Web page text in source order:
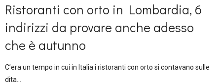
Ristoranti con orto in Lombardia, 6
indirizzi da provare anche adesso
che è autunno
C’era un tempo in cui in Italia i ristoranti con orto si contavano sulle
dita…